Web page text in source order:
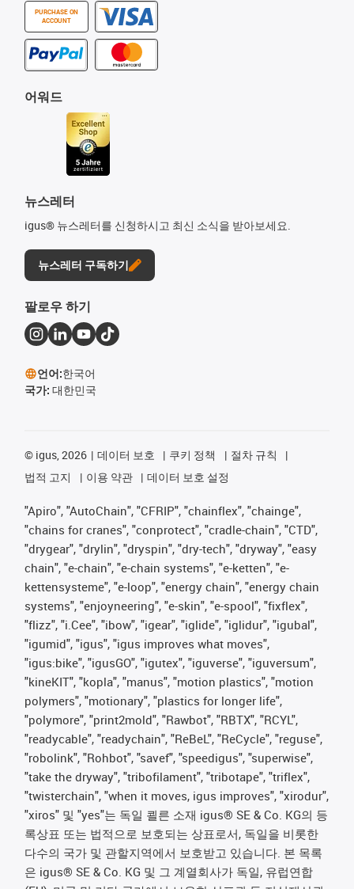
PURCHASE ON
ACCOUNT
어워드
뉴스레터
igus® 뉴스레터를 신청하시고 최신 소식을 받아보세요.
뉴스레터 구독하기
팔로우 하기
언어:한국어
국가: 대한민국
© igus, 2026 데이터 보호 쿠키 정책
절차 규칙
법적 고지
이용 약관 데이터 보호 설정
"Apiro", "AutoChain", "CFRIP", "chainflex", "chainge",
"chains for cranes", "conprotect", "cradle-chain", "CTD",
"drygear", "drylin", "dryspin", "dry-tech", "dryway", "easy
chain", "e-chain", "e-chain systems", "e-ketten", "e-
kettensysteme", "e-loop", "energy chain", "energy chain
systems", "enjoyneering", "e-skin", "e-spool", "fixflex",
"flizz", "i.Cee", "ibow", "igear", "iglide", "iglidur", "igubal",
"igumid", "igus", "igus improves what moves",
"igus:bike", "igusGO", "igutex", "iguverse", "iguversum",
"kineKIT", "kopla", "manus", "motion plastics", "motion
polymers", "motionary", "plastics for longer life",
"polymore", "print2mold", "Rawbot", "RBTX", "RCYL",
"readycable", "readychain", "ReBeL", "ReCycle", "reguse",
"robolink", "Rohbot", "savef", "speedigus", "superwise",
"take the dryway", "tribofilament", "tribotape", "triflex",
"twisterchain", "when it moves, igus improves", "xirodur",
"xiros" 및 "yes"는 독일 쾰른 소재 igus® SE & Co. KG의 등
록상표 또는 법적으로 보호되는 상표로서, 독일을 비롯한
다수의 국가 및 관할지역에서 보호받고 있습니다. 본 목록
은 igus® SE & Co. KG 및 그 계열회사가 독일, 유럽연합